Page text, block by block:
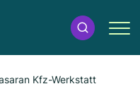
Kfz-Werkstatt